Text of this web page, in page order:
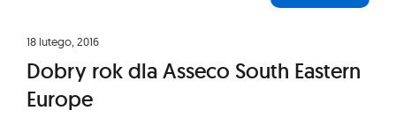
18 lutego, 2016
Dobry rok dla Asseco South Eastern
Europe